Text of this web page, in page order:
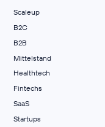
Scaleup
B2C
B2B
Mittelstand
Healthtech
Fintechs
SaaS
Startups